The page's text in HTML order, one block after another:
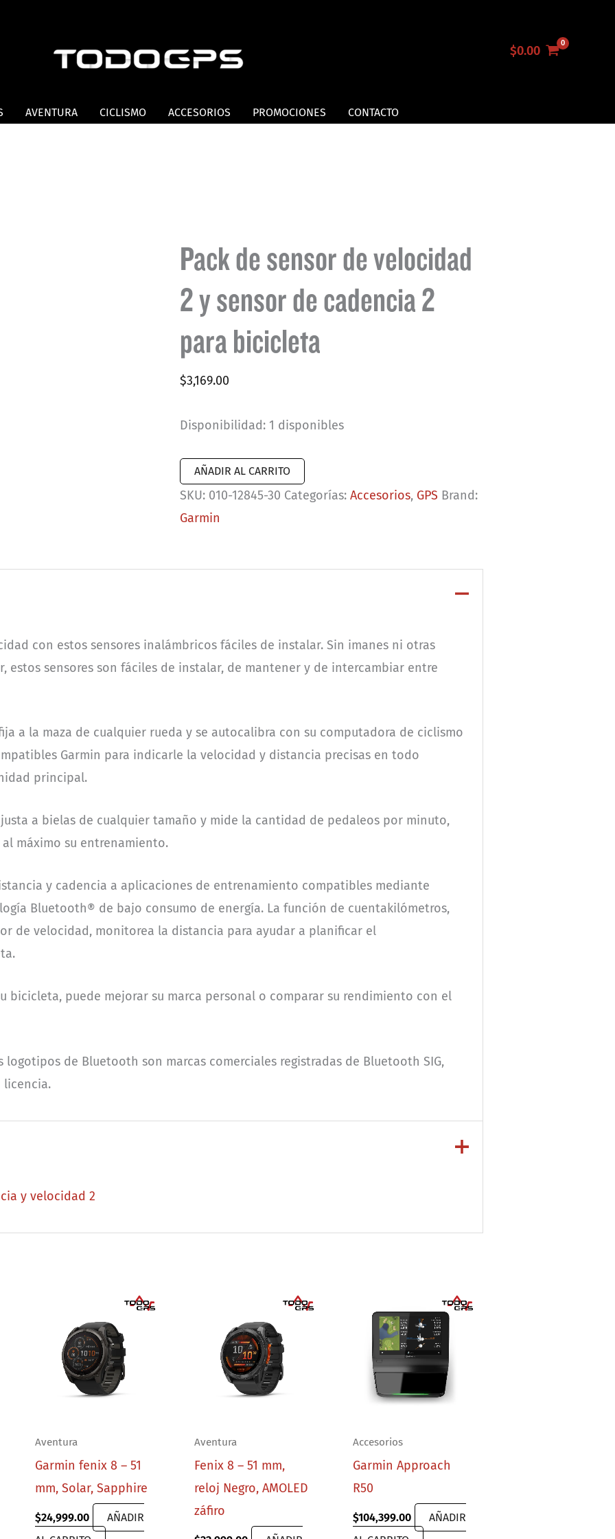
$0.00
AVENTURA CICLISMO ACCESORIOS PROMOCIONES CONTACTO
Pack de sensor de velocidad
2 y sensor de cadencia 2
para bicicleta
$3,169.00
Disponibilidad: 1 disponibles
Pack
de
sensor
de
cadencia
bicicleta
cantidad
AÑADIR AL CARRITO
SKU: 010-12845-30 Categorías:Accesorios, GPS Brand:
Garmin
con estos sensores inalámbricos fáciles de instalar. Sin imanes ni otras
estos sensores son fáciles de instalar, de mantener y de intercambiar entre
a la maza de cualquier rueda y se autocalibra con su computadora de ciclismo
Garmin para indicarle la velocidad y distancia precisas en todo
principal.
a bielas de cualquier tamaño y mide la cantidad de pedaleos por minuto,
máximo su entrenamiento.
y cadencia a aplicaciones de entrenamiento compatibles mediante
Bluetooth® de bajo consumo de energía. La función de cuentakilómetros,
de velocidad, monitorea la distancia para ayudar a planificar el
bicicleta, puede mejorar su marca personal o comparar su rendimiento con el
logotipos de Bluetooth son marcas comerciales registradas de Bluetooth SIG,
licencia.
y velocidad 2
Aventura
Garmin fenix 8 – 51
mm, Solar, Sapphire
$24,999.00
AÑADIR
Aventura
Fenix 8 – 51 mm,
reloj Negro, AMOLED
záfiro
Accesorios
Garmin Approach
R50
$104,399.00
AÑADIR